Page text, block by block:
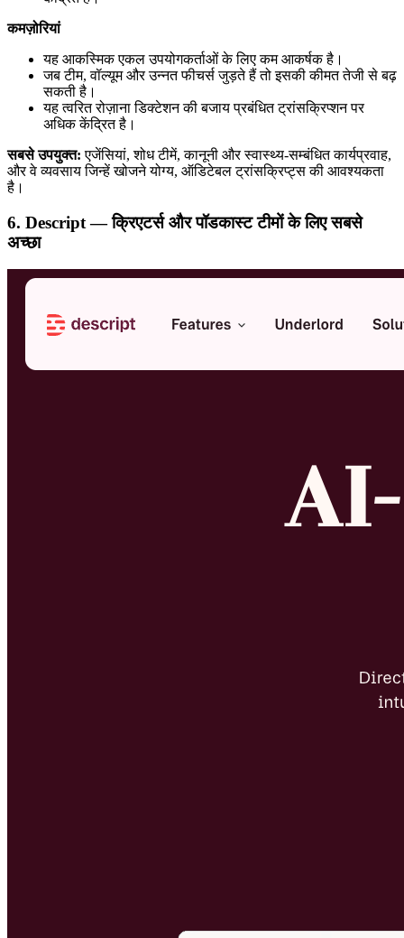
कमज़ोरियां
यह आकस्मिक एकल उपयोगकर्ताओं के लिए कम आकर्षक है।
जब टीम, वॉल्यूम और उन्नत फीचर्स जुड़ते हैं तो इसकी कीमत तेजी से बढ़
सकती है।
यह त्वरित रोज़ाना डिक्टेशन की बजाय प्रबंधित ट्रांसक्रिप्शन पर
अधिक केंद्रित है।
सबसे उपयुक्त: एजेंसियां, शोध टीमें, कानूनी और स्वास्थ्य-सम्बंधित कार्यप्रवाह,
और वे व्यवसाय जिन्हें खोजने योग्य, ऑडिटेबल ट्रांसक्रिप्ट्स की आवश्यकता
है।
6. Descript — क्रिएटर्स और पॉडकास्ट टीमों के लिए सबसे
अच्छा